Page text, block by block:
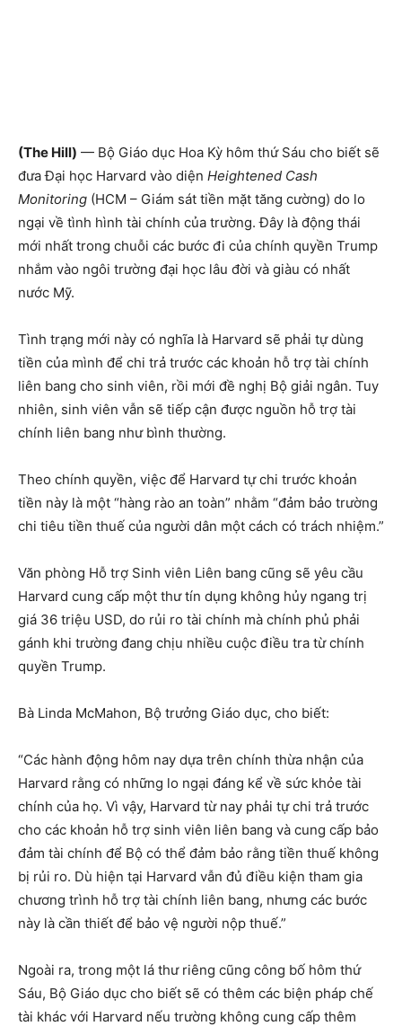
(The Hill) — Bộ Giáo dục Hoa Kỳ hôm thứ Sáu cho biết sẽ
đưa Đại học Harvard vào diện Heightened Cash
Monitoring (HCM – Giám sát tiền mặt tăng cường) do lo
ngại về tình hình tài chính của trường. Đây là động thái
mới nhất trong chuỗi các bước đi của chính quyền Trump
nhắm vào ngôi trường đại học lâu đời và giàu có nhất
nước Mỹ.
Tình trạng mới này có nghĩa là Harvard sẽ phải tự dùng
tiền của mình để chi trả trước các khoản hỗ trợ tài chính
liên bang cho sinh viên, rồi mới đề nghị Bộ giải ngân. Tuy
nhiên, sinh viên vẫn sẽ tiếp cận được nguồn hỗ trợ tài
chính liên bang như bình thường.
Theo chính quyền, việc để Harvard tự chi trước khoản
tiền này là một “hàng rào an toàn” nhằm “đảm bảo trường
chi tiêu tiền thuế của người dân một cách có trách nhiệm.”
Văn phòng Hỗ trợ Sinh viên Liên bang cũng sẽ yêu cầu
Harvard cung cấp một thư tín dụng không hủy ngang trị
giá 36 triệu USD, do rủi ro tài chính mà chính phủ phải
gánh khi trường đang chịu nhiều cuộc điều tra từ chính
quyền Trump.
Bà Linda McMahon, Bộ trưởng Giáo dục, cho biết:
“Các hành động hôm nay dựa trên chính thừa nhận của
Harvard rằng có những lo ngại đáng kể về sức khỏe tài
chính của họ. Vì vậy, Harvard từ nay phải tự chi trả trước
cho các khoản hỗ trợ sinh viên liên bang và cung cấp bảo
đảm tài chính để Bộ có thể đảm bảo rằng tiền thuế không
bị rủi ro. Dù hiện tại Harvard vẫn đủ điều kiện tham gia
chương trình hỗ trợ tài chính liên bang, nhưng các bước
này là cần thiết để bảo vệ người nộp thuế.”
Ngoài ra, trong một lá thư riêng cũng công bố hôm thứ
Sáu, Bộ Giáo dục cho biết sẽ có thêm các biện pháp chế
tài khác với Harvard nếu trường không cung cấp thêm